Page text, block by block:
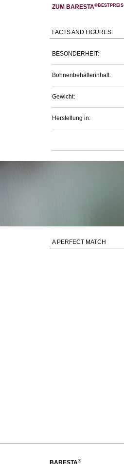
ZUM BARESTA®BESTPREIS
FACTS AND FIGURES
BESONDERHEIT:
Bohnenbehälterinhalt:
Gewicht:
Herstellung in:
A PERFECT MATCH
®